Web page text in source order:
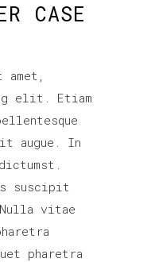
CASE
amet,
elit. Etiam
augue. In
suscipit
vitae
pharetra